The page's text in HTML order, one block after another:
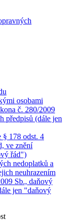
osobami
č. 280/2009
předpisů (dále jen
§ 178 odst. 4
ve znění
řád")
nedoplatků a
neuhrazením
Sb., daňový
jen "daňový